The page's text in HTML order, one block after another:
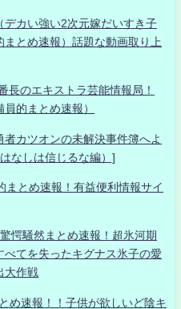
デカい強い2次元嫁だいすき子
とめ速報）話題な動画取り上
長のエキストラ芸能情報局！
的まとめ速報）
カツオンの未解決事件簿へよ
なしは信じるな編）]
とめ速報！有益便利情報サイ
愕騒然まとめ速報！超氷河期
てを失ったキグナス氷子の愛
大作戦
め速報！！子供が欲しいど陰キ